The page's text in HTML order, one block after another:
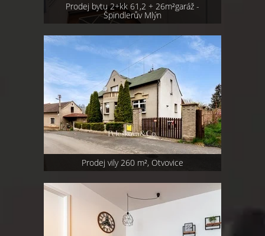
Prodej bytu 2+kk 61,2 + 26m²garáž -
Špindlerův Mlýn
Prodej vily 260 m², Otvovice